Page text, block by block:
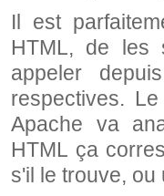
Il est
HTML, de les
appeler
respectives.
Apache va
HTML ça
s'il le trouve,